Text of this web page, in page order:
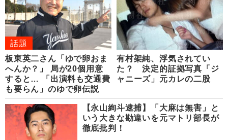
話題
板東英二さん「ゆで卵おま
へんか？」 局が20個用意
すると… 「出演料も交通費
も要らん」のゆで卵伝説
有村架純、浮気されてい
た？ 決定的証拠写真「ジ
ャニーズ」元カレの二股
【永山絢斗逮捕】「大麻は無害」と
いう大きな勘違いを元マトリ部長が
徹底批判！